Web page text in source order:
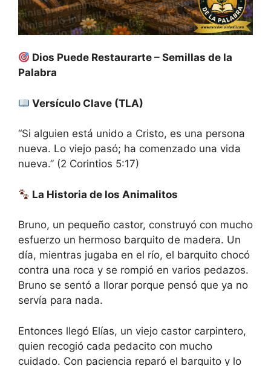
Dios Puede Restaurarte – Semillas de la
Palabra
Versículo Clave (TLA)
“Si alguien está unido a Cristo, es una persona
nueva. Lo viejo pasó; ha comenzado una vida
nueva.” (2 Corintios 5:17)
La Historia de los Animalitos
Bruno, un pequeño castor, construyó con mucho
esfuerzo un hermoso barquito de madera. Un
día, mientras jugaba en el río, el barquito chocó
contra una roca y se rompió en varios pedazos.
Bruno se sentó a llorar porque pensó que ya no
servía para nada.
Entonces llegó Elías, un viejo castor carpintero,
quien recogió cada pedacito con mucho
cuidado. Con paciencia reparó el barquito y lo